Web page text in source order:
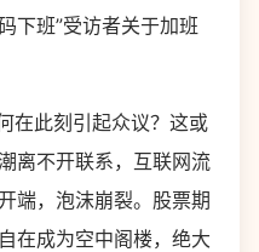
下班”受访者关于加班
在此刻引起众议？这或
离不开联系，互联网流
端，泡沫崩裂。股票期
在成为空中阁楼，绝大